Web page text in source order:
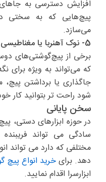
افزایش دسترسی به
پیچ‌هایی که به سختی
می‌سازد.
5- نوک آهنربا یا مغناطیسی
برخی از پیچ‌گوشتی‌های
که می‌تواند به ویژه برای
جاگذاری یا برداشتن
شود راحت تر بتوانید کار
سخن پایانی
در حوزه ابزارهای دستی،
سادگی می تواند فریبنده
مختلفی که دارد می تواند
دهد. برایخرید انواع
ابزارسرا اقدام نمایید.